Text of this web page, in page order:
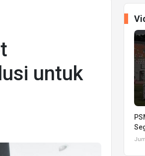
untuk